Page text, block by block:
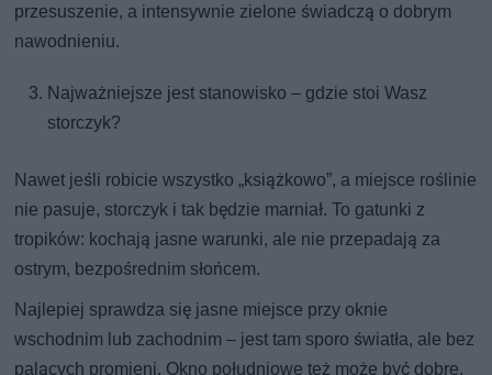
przesuszenie, a intensywnie zielone świadczą o dobrym
nawodnieniu.
Najważniejsze jest stanowisko – gdzie stoi Wasz
storczyk?
Nawet jeśli robicie wszystko „książkowo”, a miejsce roślinie
nie pasuje, storczyk i tak będzie marniał. To gatunki z
tropików: kochają jasne warunki, ale nie przepadają za
ostrym, bezpośrednim słońcem.
Najlepiej sprawdza się jasne miejsce przy oknie
wschodnim lub zachodnim – jest tam sporo światła, ale bez
palących promieni. Okno południowe też może być dobre,